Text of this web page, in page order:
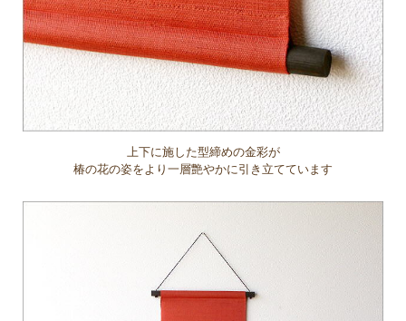
上下に施した型締めの金彩が
椿の花の姿をより一層艶やかに引き立てています